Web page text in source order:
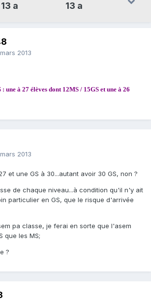
13 a 13 a
2013
: une à 27 élèves dont 12MS / 15GS et une à 26
2013
et une GS à 30...autant avoir 30 GS, non ?
de chaque niveau...à condition qu'il n'y ait
particulier en GS, que le risque d'arrivée
pa classe, je ferai en sorte que l'asem
que les MS;
?